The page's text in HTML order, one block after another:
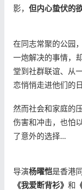
影， 但内心蛰伏的
在同志常聚的公园
一炮解决的事情，
堂到社群联谊、从
恋悄悄走进他们的
然而社会和家庭的
伤害和冲击，也怕
了意外的选择...
导演杨曜恺是香港
《我爱断背衫》 和